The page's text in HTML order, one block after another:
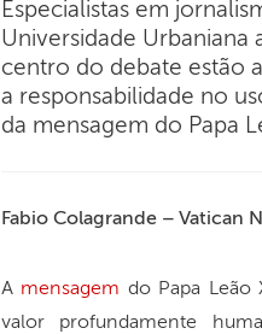
Especialistas em
Universidade Urbaniana
centro do debate estão
a responsabilidade no
da mensagem do Papa
Fabio Colagrande – Vatican
A mensagem do Papa Leão
valor profundamente